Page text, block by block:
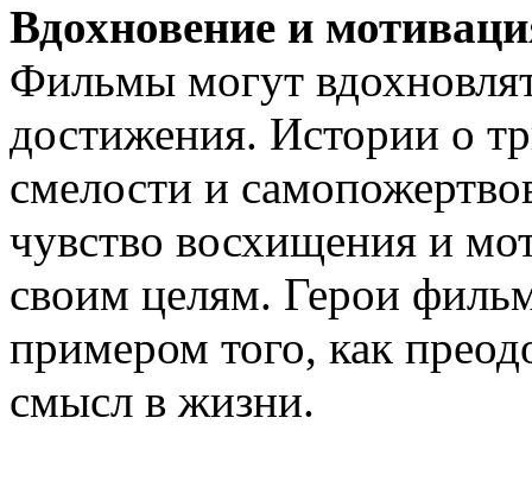
Вдохновение и
Фильмы могут
достижения. Истории о
смелости и
чувство восхищения и
своим целям. Герои
примером того, как
смысл в жизни.